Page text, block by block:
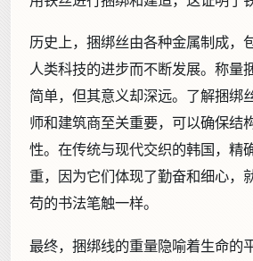
历史上，捆绑丝由各种金属制成，
人类科技的进步而不断发展。称量
简单，但其意义却深远。了解捆绑
师和建筑商至关重要，可以确保结
性。在传统与现代交织的韩国，精
重，因为它们体现了勤奋和细心，
苟的书法笔触一样。
最终，捆绑线的重量隐喻着生命